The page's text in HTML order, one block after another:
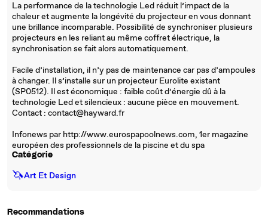
La performance de la technologie Led réduit l’impact de la
chaleur et augmente la longévité du projecteur en vous donnant
une brillance incomparable. Possibilité de synchroniser plusieurs
projecteurs en les reliant au même coffret électrique, la
synchronisation se fait alors automatiquement.
Facile d’installation, il n’y pas de maintenance car pas d’ampoules
à changer. Il s’installe sur un projecteur Eurolite existant
(SP0512). Il est économique : faible coût d’énergie dû à la
technologie Led et silencieux : aucune pièce en mouvement.
Contact : contact@hayward.fr
Infonews par http://www.eurospapoolnews.com, 1er magazine
européen des professionnels de la piscine et du spa
Catégorie
🦄Art Et Design
Recommandations